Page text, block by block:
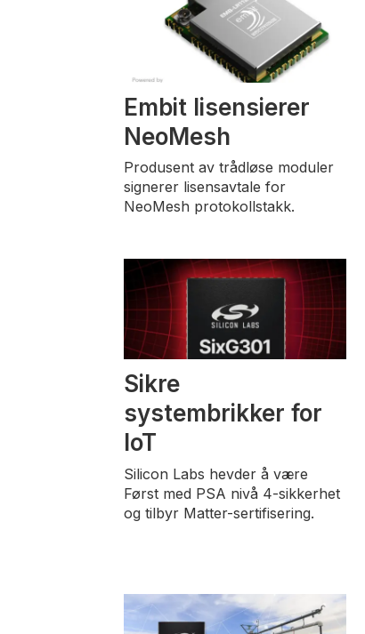
Embit lisensierer
NeoMesh
Produsent av trådløse moduler
signerer lisensavtale for
NeoMesh protokollstakk.
Sikre
systembrikker for
IoT
Silicon Labs hevder å være
Først med PSA nivå 4-sikkerhet
og tilbyr Matter-sertifisering.